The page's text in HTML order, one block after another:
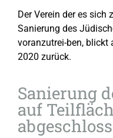
Der Verein der es sich
Sanierung des
voranzutrei-ben, blickt
2020 zurück.
Sanierung
auf